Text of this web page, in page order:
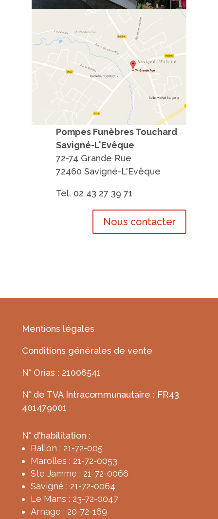
Pompes Funèbres Touchard
Savigné-L'Evêque
72-74 Grande Rue
72460 Savigné-L'Evêque
Tel. 02 43 27 39 71
Nous contacter
Mentions légales
Conditions générales de vente
N° Orias : 21006541
N° de TVA Intracommunautaire : FR43
401479001
N° d'habilitation :
Ballon : 21-72-005
Marolles : 21-72-0053
Ste Jamme : 21-72-0066
Savigné : 21-72-0064
Le Mans : 23-72-0047
Arnage : 20-72-169